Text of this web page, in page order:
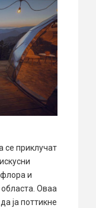
се приклучат
и
областа. Оваа
ја поттикне